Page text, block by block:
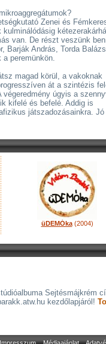
Zenei és
van. De részt veszünk
Barják András, Torda
peremünkön.
magad körül, a vakoknak
át a szintézis
végeredmény úgyis a
kifelé és befelé. Addig is
játszadozásainkra. Jó
üDEMÓka(2004)
Sejtésmájkrém
kezdőlapjáról!